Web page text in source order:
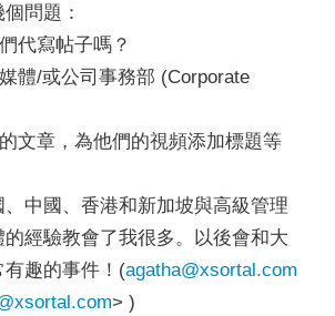
問題：
代寫帖子嗎？
體/或公司事務部 (Corporate
文章，為他們的視頻添加標題等
中國、香港和新加坡與高級管理
的經驗教會了我很多。以後會和大
趣的事件！(agatha@xsortal.com
> )